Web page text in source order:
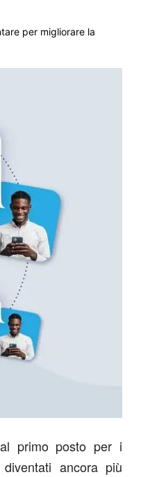
per migliorare la
primo posto per i
ancora più